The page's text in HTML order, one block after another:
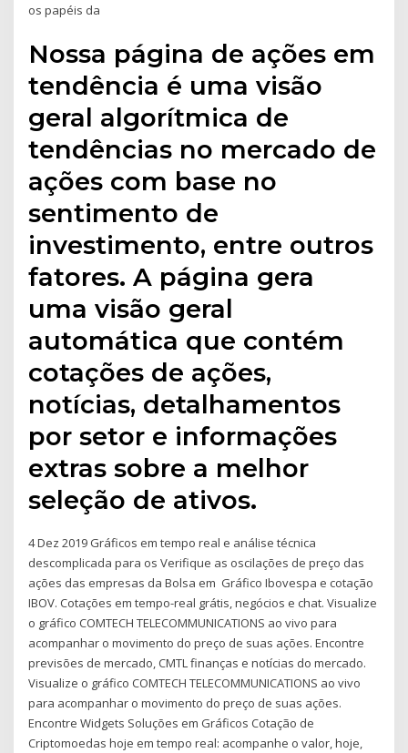
os papéis da
Nossa página de ações em
tendência é uma visão
geral algorítmica de
tendências no mercado de
ações com base no
sentimento de
investimento, entre outros
fatores. A página gera
uma visão geral
automática que contém
cotações de ações,
notícias, detalhamentos
por setor e informações
extras sobre a melhor
seleção de ativos.
4 Dez 2019 Gráficos em tempo real e análise técnica
descomplicada para os Verifique as oscilações de preço das
ações das empresas da Bolsa em Gráfico Ibovespa e cotação
IBOV. Cotações em tempo-real grátis, negócios e chat. Visualize
o gráfico COMTECH TELECOMMUNICATIONS ao vivo para
acompanhar o movimento do preço de suas ações. Encontre
previsões de mercado, CMTL finanças e notícias do mercado.
Visualize o gráfico COMTECH TELECOMMUNICATIONS ao vivo
para acompanhar o movimento do preço de suas ações.
Encontre Widgets Soluções em Gráficos Cotação de
Criptomoedas hoje em tempo real: acompanhe o valor, hoje,